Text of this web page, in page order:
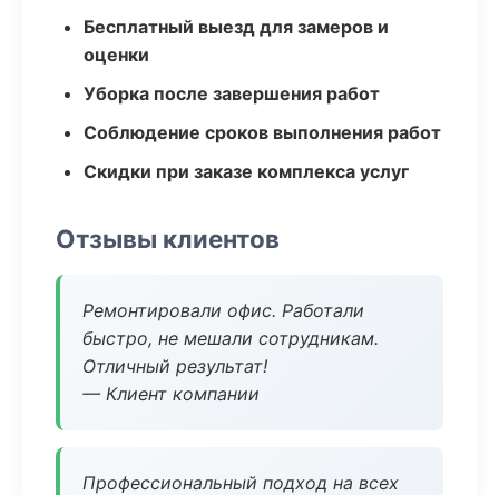
Бесплатный выезд для замеров и
оценки
Уборка после завершения работ
Соблюдение сроков выполнения работ
Скидки при заказе комплекса услуг
Отзывы клиентов
Ремонтировали офис. Работали
быстро, не мешали сотрудникам.
Отличный результат!
— Клиент компании
Профессиональный подход на всех